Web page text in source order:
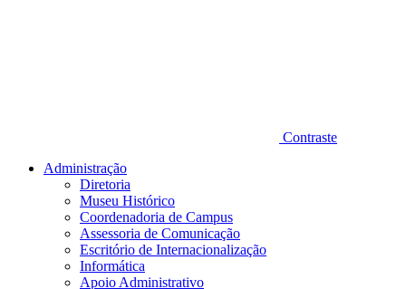
Contraste
Administração
Diretoria
Museu Histórico
Coordenadoria de Campus
Assessoria de Comunicação
Escritório de Internacionalização
Informática
Apoio Administrativo